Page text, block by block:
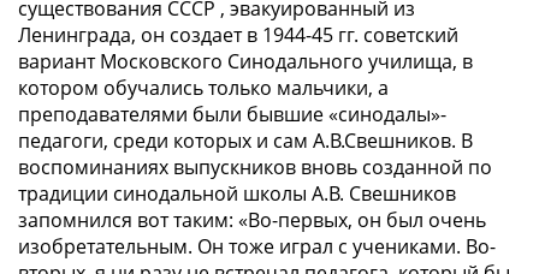
существования СССР , эвакуированный из
Ленинграда, он создает в 1944-45 гг. советский
вариант Московского Синодального училища, в
котором обучались только мальчики, а
преподавателями были бывшие «синодалы»-
педагоги, среди которых и сам А.В.Свешников. В
воспоминаниях выпускников вновь созданной по
традиции синодальной школы А.В. Свешников
запомнился вот таким: «Во-первых, он был очень
изобретательным. Он тоже играл с учениками. Во-